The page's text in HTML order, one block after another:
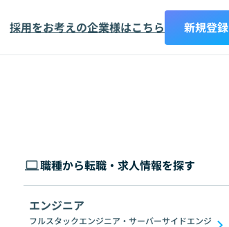
採用をお考えの企業様はこちら 新規登録
東京都 神奈川県 新潟県 富山県 石川県
職種から転職・求人情報を探す
エンジニア
フルスタックエンジニア・サーバーサイドエンジ